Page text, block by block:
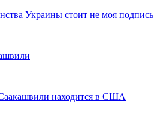
Украины стоит не моя подпись
находится в США